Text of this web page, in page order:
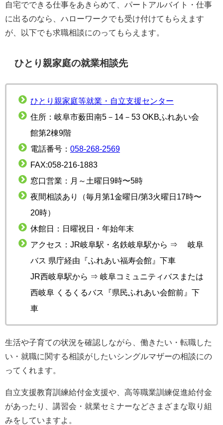
自宅でできる仕事をあきらめて、パートアルバイト・仕事
に出るのなら、ハローワークでも受け付けてもらえます
が、以下でも求職相談にのってもらえます。
ひとり親家庭の就業相談先
ひとり親家庭等就業・自立支援センター
住所：岐阜市薮田南5－14－53 OKBふれあい会
館第2棟9階
電話番号： 058-268-2569
FAX:058-216-1883
窓口営業：月～土曜日9時〜5時
夜間相談あり（毎月第1金曜日/第3火曜日17時〜
20時）
休館日：日曜祝日・年始年末
アクセス：JR岐阜駅・名鉄岐阜駅から ⇒ 岐阜
バス 県庁経由『ふれあい福寿会館』下車
JR西岐阜駅から ⇒ 岐阜コミュニティバスまたは
西岐阜 くるくるバス『県民ふれあい会館前』下
車
生活や子育ての状況を確認しながら、働きたい・転職した
い・就職に関する相談がしたいシングルマザーの相談にの
ってくれます。
自立支援教育訓練給付金支援や、高等職業訓練促進給付金
があったり、講習会・就業セミナーなどさまざまな取り組
みをしていますよ。